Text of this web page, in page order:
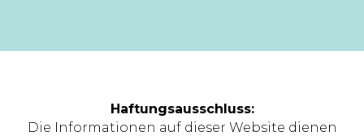
Haftungsausschluss:
Die Informationen auf dieser Website dienen